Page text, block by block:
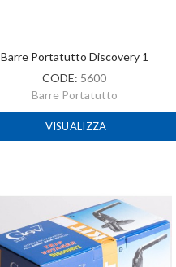
Barre Portatutto Discovery 1
CODE: 5600
Barre Portatutto
VISUALIZZA